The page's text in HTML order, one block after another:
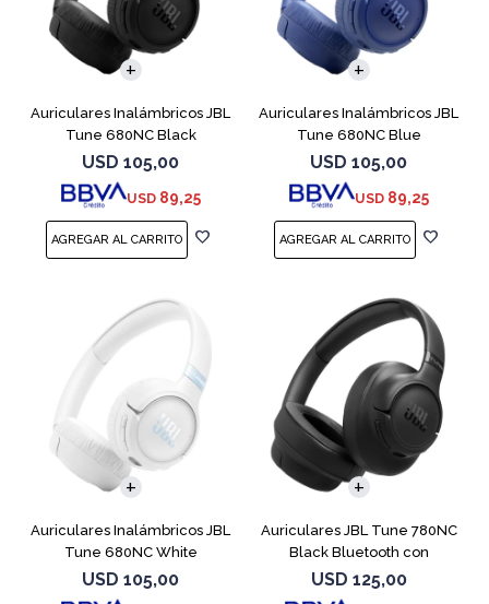
Auriculares Inalámbricos JBL
Tune 680NC Black
USD 105,00
USD 89,25
Auriculares Inalámbricos JBL
Tune 680NC Blue
USD 105,00
USD 89,25
Auriculares Inalámbricos JBL
Tune 680NC White
USD 105,00
Auriculares JBL Tune 780NC
Black Bluetooth con
Micrófono
USD 125,00